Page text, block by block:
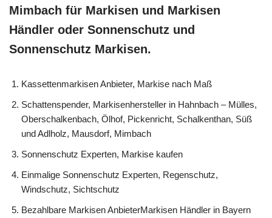
Mimbach für Markisen und Markisen
Händler oder Sonnenschutz und
Sonnenschutz Markisen.
Kassettenmarkisen Anbieter, Markise nach Maß
Schattenspender, Markisenhersteller in Hahnbach – Mülles,
Oberschalkenbach, Ölhof, Pickenricht, Schalkenthan, Süß
und Adlholz, Mausdorf, Mimbach
Sonnenschutz Experten, Markise kaufen
Einmalige Sonnenschutz Experten, Regenschutz,
Windschutz, Sichtschutz
Bezahlbare Markisen AnbieterMarkisen Händler in Bayern